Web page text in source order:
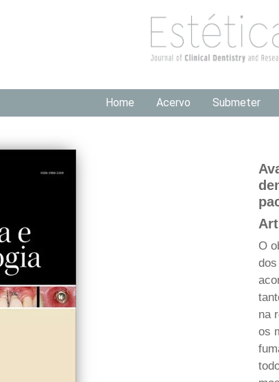
Home Acervo Submeter
O
na
os